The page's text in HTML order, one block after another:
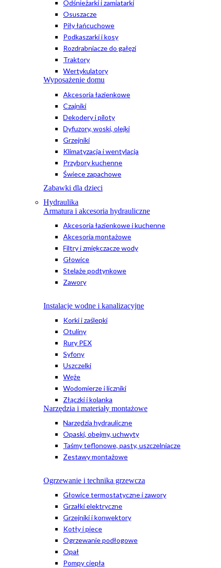
Odśnieżarki i zamiatarki
Osuszacze
Piły łańcuchowe
Podkaszarki i kosy
Rozdrabniacze do gałęzi
Traktory
Wertykulatory
Wyposażenie domu
Akcesoria łazienkowe
Czajniki
Dekodery i piloty
Dyfuzory, woski, olejki
Grzejniki
Klimatyzacja i wentylacja
Przybory kuchenne
Świece zapachowe
Zabawki dla dzieci
Hydraulika
Armatura i akcesoria hydrauliczne
Akcesoria łazienkowe i kuchenne
Akcesoria montażowe
Filtry i zmiękczacze wody
Głowice
Stelaże podtynkowe
Zawory
Instalacje wodne i kanalizacyjne
Korki i zaślepki
Otuliny
Rury PEX
Syfony
Uszczelki
Węże
Wodomierze i liczniki
Złączki i kolanka
Narzędzia i materiały montażowe
Narzędzia hydrauliczne
Opaski, obejmy, uchwyty
Taśmy teflonowe, pasty, uszczelniacze
Zestawy montażowe
Ogrzewanie i technika grzewcza
Głowice termostatyczne i zawory
Grzałki elektryczne
Grzejniki i konwektory
Kotły i piece
Ogrzewanie podłogowe
Opał
Pompy ciepła